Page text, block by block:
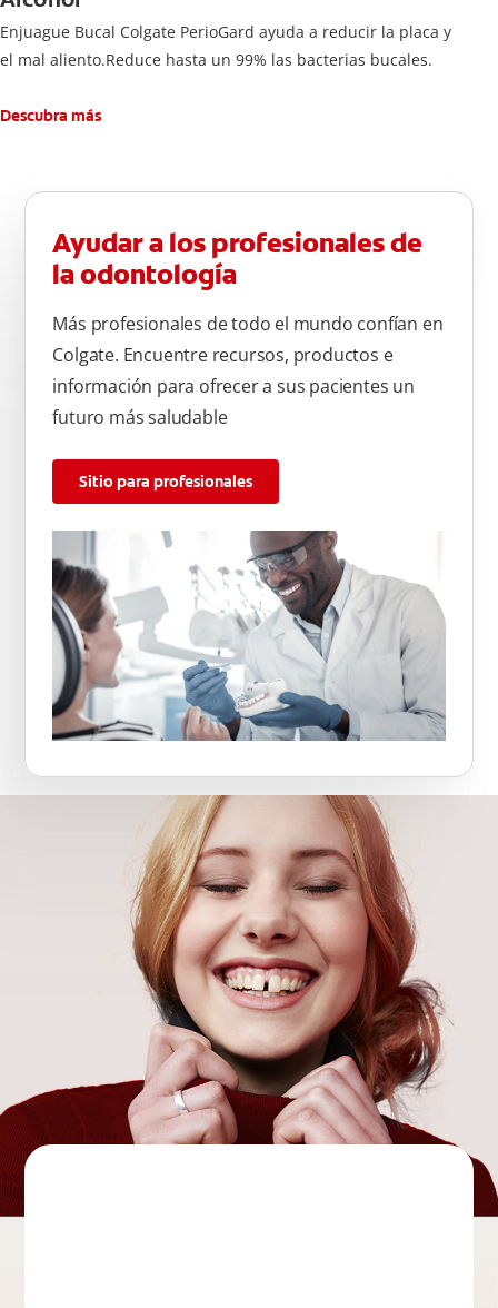
Enjuague Bucal Colgate PerioGard ayuda a reducir la placa y
el mal aliento.Reduce hasta un 99% las bacterias bucales.
Descubra más
Ayudar a los profesionales de
la odontología
Más profesionales de todo el mundo confían en
Colgate. Encuentre recursos, productos e
información para ofrecer a sus pacientes un
futuro más saludable
Sitio para profesionales